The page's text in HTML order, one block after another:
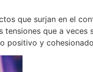
que surjan en el
que a veces
positivo y